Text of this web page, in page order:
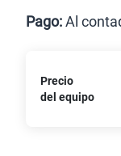
Pago:Al
Al contado
Precio
del equipo